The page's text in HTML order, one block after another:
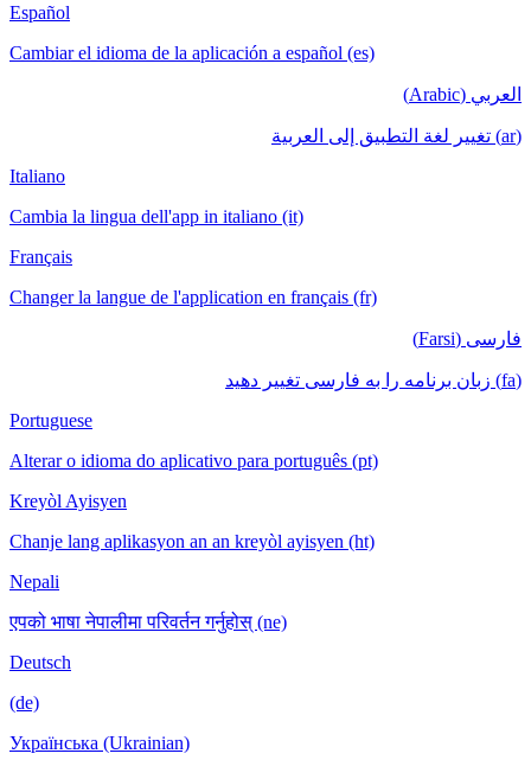
Español
Cambiar el idioma de la aplicación a español (es)
العربي (Arabic)
(ar) تغيير لغة التطبيق إلى العربية
Italiano
Cambia la lingua dell'app in italiano (it)
Français
Changer la langue de l'application en français (fr)
فارسی (Farsi)
(fa) زبان برنامه را به فارسی تغییر دهید
Portuguese
Alterar o idioma do aplicativo para português (pt)
Kreyòl Ayisyen
Chanje lang aplikasyon an an kreyòl ayisyen (ht)
Nepali
एपको भाषा नेपालीमा परिवर्तन गर्नुहोस् (ne)
Deutsch
(de)
Українська (Ukrainian)